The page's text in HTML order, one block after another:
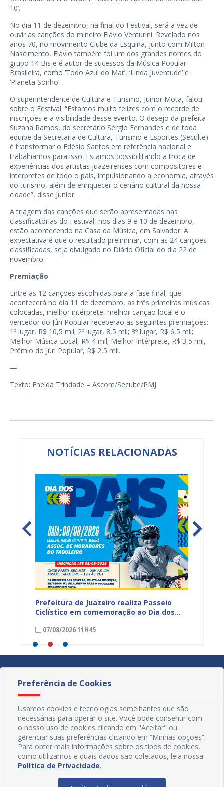
10’.
No dia 11 de dezembro, na final do Festival, será a vez de
ouvir as canções do mineiro Flávio Venturini. Revelado nos
anos 70, no movimento Clube da Esquina, junto com Milton
Nascimento, Flávio também foi um dos grandes nomes do
grupo 14 Bis e é autor de sucessos da Música Popular
Brasileira, como ‘Todo Azul do Mar’, ‘Linda Juventude’ e
‘Planeta Sonho’.
O superintendente de Cultura e Turismo, Junior Mota, falou
sobre o Festival. “Estamos muito felizes com o recorde de
inscrições e a visibilidade desse evento. O desejo da prefeita
Suzana Ramos, do secretário Sérgio Fernandes e de toda
equipe da Secretaria de Cultura, Turismo e Esportes (Seculte)
é transformar o Edésio Santos em referência nacional e
trabalhamos para isso. Estamos possibilitando a troca de
experiências dos artistas juazeirenses com compositores e
interpretes de todo o país, impulsionando a economia, através
do turismo, além de enriquecer o cenário cultural da nossa
cidade”, disse Junior.
A triagem das canções que serão apresentadas nas
classificatórias do Festival, nos dias 9 e 10 de dezembro,
estão acontecendo na Casa da Música, em Salvador. A
expectativa é que o resultado preliminar, com as 24 canções
classificadas, seja divulgado no Diário Oficial do dia 22 de
novembro.
Premiação
Entre as 12 canções escolhidas para a fase final, que
acontecerá no dia 11 de dezembro, as três primeiras músicas
colocadas, melhor intérprete, melhor canção local e o
vencedor do Júri Popular receberão as seguintes premiações:
1º lugar, R$ 10,5 mil; 2º lugar, 8,5 mil; 3º lugar, R$ 6,5 mil;
Melhor Música Local, R$ 4 mil; Melhor Intérprete, R$ 3,5 mil,
Prêmio do Júri Popular, R$ 2,5 mil.
—
Texto: Eneida Trindade – Ascom/Seculte/PMJ
NOTÍCIAS RELACIONADAS
Prefeitura de Juazeiro realiza Passeio
Ciclístico em comemoração ao Dia dos
07/08/2026 11H45
Preferência de Cookies
Usamos cookies e tecnologias semelhantes que são
necessárias para operar o site. Você pode consentir com
o nosso uso de cookies clicando em "Aceitar" ou
gerenciar suas preferências clicando em “Minhas opções”.
Para obter mais informações sobre os tipos de cookies,
como utilizamos e quais dados são coletados, leia nossa
Política de Privacidade.